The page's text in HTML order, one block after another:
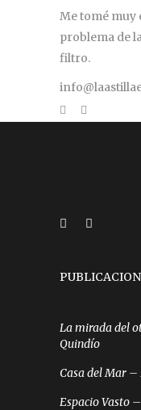
Me tomé muy
problema de
filtro.
La mirada del
Quindío
Casa del Mar –
Espacio Vasto